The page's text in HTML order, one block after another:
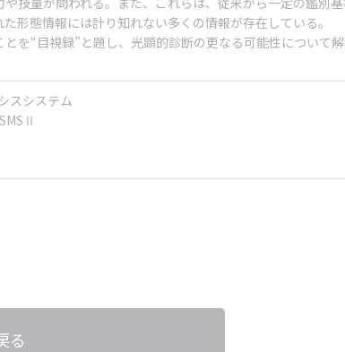
形態情報には計り知れない多くの情報が存在している。
を“目視録”と題し、光顕的診断の更なる可能性について
スシステム
る